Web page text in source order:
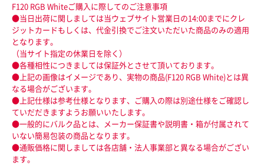
F120 RGB Whiteご購入に際してのご注意事項
●当日出荷に関しましては当ウェブサイト営業日の14:00までにクレ
ジットカードもしくは、代金引換でご注文いただいた商品のみの適用
となります。
（当サイト指定の休業日を除く）
●各種相性につきましては保証外とさせて頂いております。
●上記の画像はイメージであり、実物の商品(F120 RGB White)とは異
なる場合がございます。
●上記仕様は参考仕様となります、ご購入の際は別途仕様をご確認し
ていだだきますようお願いいたします。
●一般的にバルク品とは、メーカー保証書や説明書・箱が付属されて
いない簡易包装の商品となります。
●通販価格に関しましては各店舗・法人事業部と異なる場合がござい
ます。